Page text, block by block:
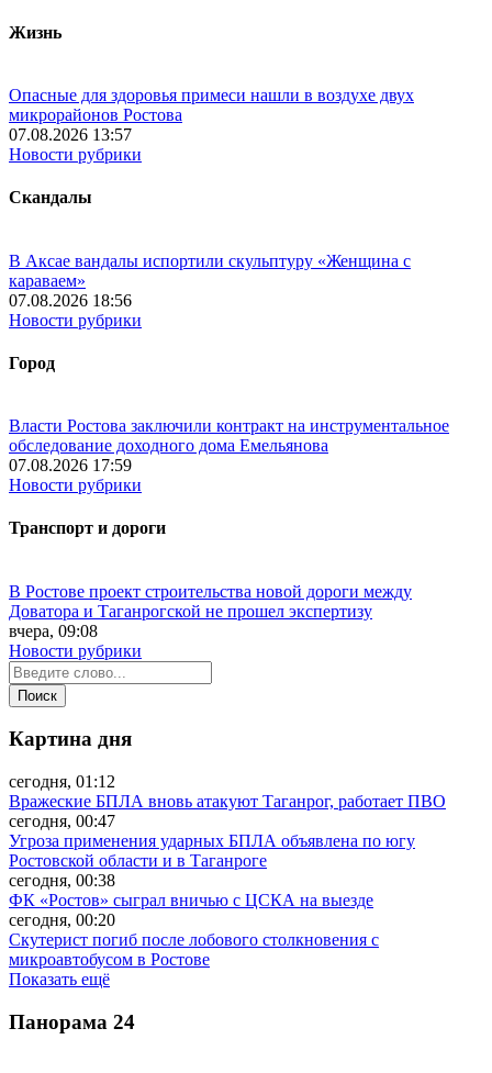
Жизнь
Опасные для здоровья примеси нашли в воздухе двух
микрорайонов Ростова
07.08.2026 13:57
Новости рубрики
Скандалы
В Аксае вандалы испортили скульптуру «Женщина с
караваем»
07.08.2026 18:56
Новости рубрики
Город
Власти Ростова заключили контракт на инструментальное
обследование доходного дома Емельянова
07.08.2026 17:59
Новости рубрики
Транспорт и дороги
В Ростове проект строительства новой дороги между
Доватора и Таганрогской не прошел экспертизу
вчера, 09:08
Новости рубрики
Картина дня
сегодня, 01:12
Вражеские БПЛА вновь атакуют Таганрог, работает ПВО
сегодня, 00:47
Угроза применения ударных БПЛА объявлена по югу
Ростовской области и в Таганроге
сегодня, 00:38
ФК «Ростов» сыграл вничью с ЦСКА на выезде
сегодня, 00:20
Скутерист погиб после лобового столкновения с
микроавтобусом в Ростове
Показать ещё
Панорама 24